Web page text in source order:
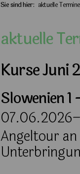
Sie sind hier: aktuelle Termine
aktuelle
Kurse Juni
Slowenien
Angeltour an